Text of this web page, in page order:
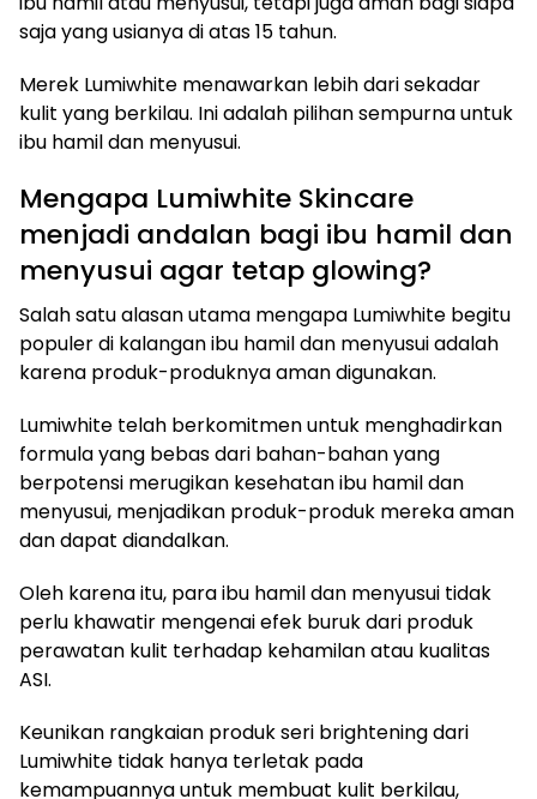
saja yang usianya di atas 15 tahun.
Merek Lumiwhite menawarkan lebih dari sekadar
kulit yang berkilau. Ini adalah pilihan sempurna untuk
ibu hamil dan menyusui.
Mengapa Lumiwhite Skincare
menjadi andalan bagi ibu hamil dan
menyusui agar tetap glowing?
Salah satu alasan utama mengapa Lumiwhite begitu
populer di kalangan ibu hamil dan menyusui adalah
karena produk-produknya aman digunakan.
Lumiwhite telah berkomitmen untuk menghadirkan
formula yang bebas dari bahan-bahan yang
berpotensi merugikan kesehatan ibu hamil dan
menyusui, menjadikan produk-produk mereka aman
dan dapat diandalkan.
Oleh karena itu, para ibu hamil dan menyusui tidak
perlu khawatir mengenai efek buruk dari produk
perawatan kulit terhadap kehamilan atau kualitas
ASI.
Keunikan rangkaian produk seri brightening dari
Lumiwhite tidak hanya terletak pada
kemampuannya untuk membuat kulit berkilau,